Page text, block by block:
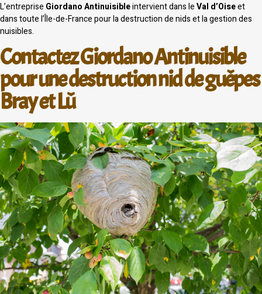
L’entreprise Giordano Antinuisibleintervient dans leVal d’Oiseet
dans toute l’Île-de-France pour la destruction de nids et la gestion des
nuisibles.
Contactez Giordano Antinuisible
pour une destruction nid de guêpes
Bray et Lû